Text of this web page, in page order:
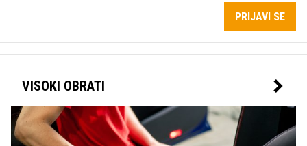
PRIJAVI SE
VISOKI OBRATI